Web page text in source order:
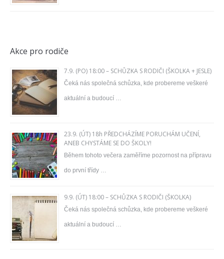
Akce pro rodiče
7.9. (PO) 18:00 – SCHŮZKA S RODIČI (ŠKOLKA + JESLE)
Čeká nás společná schůzka, kde probereme veškeré
aktuální a budoucí …
23.9. (ÚT) 18h PŘEDCHÁZÍME PORUCHÁM UČENÍ,
ANEB CHYSTÁME SE DO ŠKOLY!
Během tohoto večera zaměříme pozornost na přípravu
do první třídy …
9.9. (ÚT) 18:00 – SCHŮZKA S RODIČI (ŠKOLKA)
Čeká nás společná schůzka, kde probereme veškeré
aktuální a budoucí …